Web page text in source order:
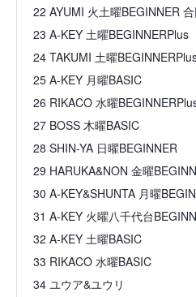
22 AYUMI 火土曜BEGINNER
23 A-KEY 土曜BEGINNERPlus
24 TAKUMI 土曜
25 A-KEY 月曜BASIC
26 RIKACO 水曜
27 BOSS 木曜BASIC
28 SHIN-YA 日曜BEGINNER
29 HARUKA&NON 金曜
30 A-KEY&SHUNTA 月曜
31 A-KEY 火曜八千代台
32 A-KEY 土曜BASIC
33 RIKACO 水曜BASIC
34 ユウア&ユウリ